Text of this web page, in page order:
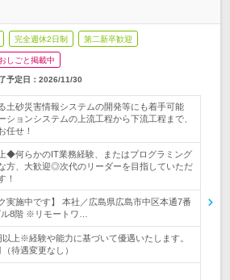
完全週休2日制 第二新卒歓迎
しごと掲載中
予定日： 2026/11/30
土砂災害情報システムの開発等にも着手可能
ョンシステムの上流工程から下流工程まで、
任せ！
◆何らかのIT業務経験、またはプログラミング
、大歓迎◎次代のリーダーを目指していただ
！
実施中です】 本社／広島県広島市中区本通7番
8階 ※リモートワ…
以上※経験や能力に基づいて優遇いたします。
待遇変更なし）